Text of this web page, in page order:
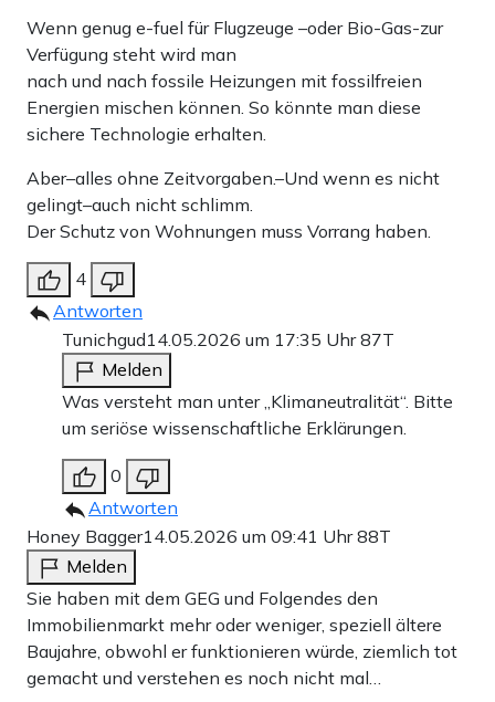
Wenn genug e-fuel für Flugzeuge –oder Bio-Gas-zur
Verfügung steht wird man
nach und nach fossile Heizungen mit fossilfreien
Energien mischen können. So könnte man diese
sichere Technologie erhalten.
Aber–alles ohne Zeitvorgaben.–Und wenn es nicht
gelingt–auch nicht schlimm.
Der Schutz von Wohnungen muss Vorrang haben.
4
Antworten
Tunichgud14.05.2026 um 17:35 Uhr87T
Melden
Was versteht man unter „Klimaneutralität“. Bitte
um seriöse wissenschaftliche Erklärungen.
0
Antworten
Honey Bagger14.05.2026 um 09:41 Uhr88T
Melden
Sie haben mit dem GEG und Folgendes den
Immobilienmarkt mehr oder weniger, speziell ältere
Baujahre, obwohl er funktionieren würde, ziemlich tot
gemacht und verstehen es noch nicht mal…